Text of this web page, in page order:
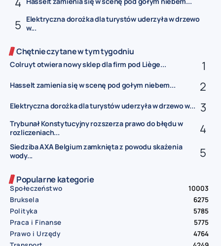
Elektryczna dorożka dla turystów uderzyła w drzewo
w...
Chętnie czytane w tym tygodniu
Colruyt otwiera nowy sklep dla firm pod Liège...
Hasselt zamienia się w scenę pod gołym niebem...
Elektryczna dorożka dla turystów uderzyła w drzewo w...
Trybunał Konstytucyjny rozszerza prawo do błędu w
rozliczeniach...
Siedziba AXA Belgium zamknięta z powodu skażenia
wody...
Popularne kategorie
Społeczeństwo
10003
Bruksela
6275
Polityka
5785
Praca i Finanse
5775
Prawo i Urzędy
4764